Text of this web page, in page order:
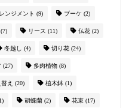
ンジメント (9) ブーケ (2)
(7) リース (11) 仏花 (2)
冬越し (4) 切り花 (24)
(27) 多肉植物 (8)
え (20) 植木鉢 (1)
胡蝶蘭 (2) 花束 (17)